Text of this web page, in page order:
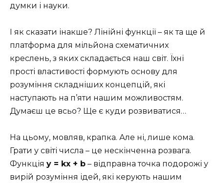
думки і науки.
І як сказати інакше? Лінійні функції – як та ще й
платформа для мільйона схематичних
креслень, з яких складається наш світ. Їхні
прості властивості формують основу для
розуміння складніших концепцій, які
наступають на п’яти нашим можливостям.
Думаєш це всьо? Ще є куди розвиватися…
На цьому, мовляв, крапка. Але ні, лише кома.
Грати у світі числа – це нескінченна розвага.
Функція y = kx + b – відправна точка подорожі у
вирій розуміння ідей, які керують нашим